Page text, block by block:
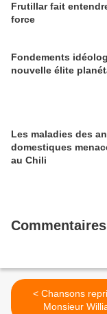
Frutillar fait
force
Fondements
nouvelle élite
Les maladies des
domestiques
au Chili
Commentaires
< Chansons reprises :
Monsieur